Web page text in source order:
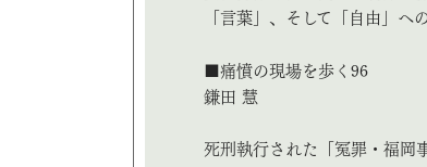
「言葉」、そして「自由」へ
■痛憤の現場を歩く96
鎌田 慧
死刑執行された「冤罪・福岡